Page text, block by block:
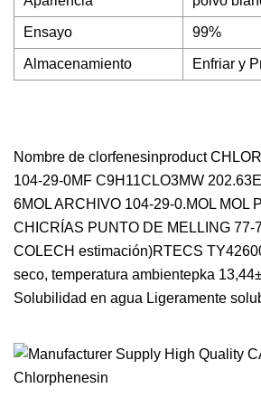
Ensayo 99%
Almacenamiento Enfriar y
Nombre de clorfenesinproduct
104-29-0MF C9H11CLO3MW
6MOL ARCHIVO 104-29-0.MOL MOL
CHICRÍAS PUNTO DE MELLING 77-
COLECH estimación)RTECS
seco, temperatura ambientepka
Solubilidad en agua Ligeramente